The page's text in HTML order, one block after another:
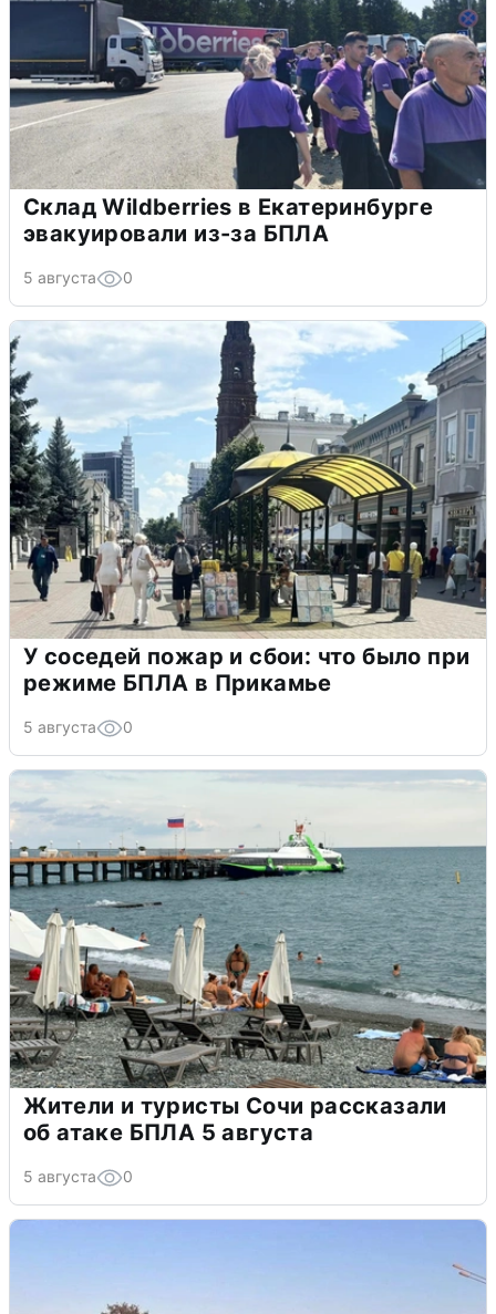
Склад Wildberries в Екатеринбурге
эвакуировали из-за БПЛА
5 августа 0
У соседей пожар и сбои: что было при
режиме БПЛА в Прикамье
5 августа 0
Жители и туристы Сочи рассказали
об атаке БПЛА 5 августа
5 августа 0